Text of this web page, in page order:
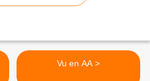
Vu en AA >